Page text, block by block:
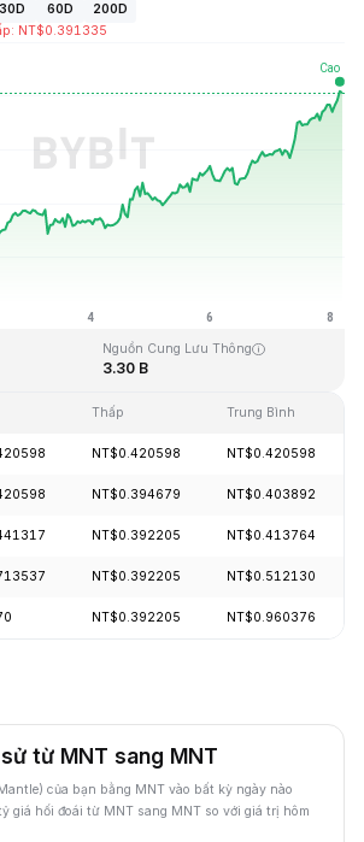
30D 60D
200D
: NT$0.391335
08-08, 04:11 GMT+0
Nguồn Cung Lưu Thông
3.30 B
Thấp Trung Bình
NT$0.420598 NT$0.420598
NT$0.394679 NT$0.403892
NT$0.392205 NT$0.413764
NT$0.392205 NT$0.512130
NT$0.392205 NT$0.960376
từ MNT sang MNT
của bạn bằng MNT vào bất kỳ ngày nào
giá hối đoái từ MNT sang MNT so với giá trị hôm